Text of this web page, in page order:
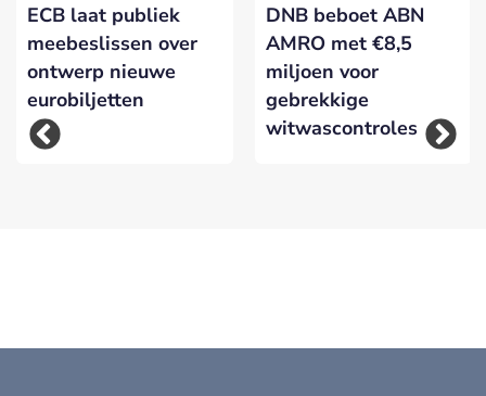
ECB laat publiek
meebeslissen over
ontwerp nieuwe
eurobiljetten
DNB beboet ABN
AMRO met €8,5
miljoen voor
gebrekkige
witwascontroles